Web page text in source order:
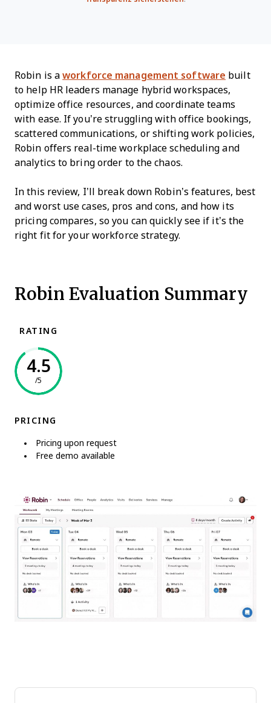
Robin is aworkforce management software built
to help HR leaders manage hybrid workspaces,
optimize office resources, and coordinate teams
with ease. If you’re struggling with office bookings,
scattered communications, or shifting work policies,
Robin offers real-time workplace scheduling and
analytics to bring order to the chaos.
In this review, I’ll break down Robin’s features, best
and worst use cases, pros and cons, and how its
pricing compares, so you can quickly see if it’s the
right fit for your workforce strategy.
Robin Evaluation Summary
RATING
4.5
/5
PRICING
Pricing upon request
Free demo available